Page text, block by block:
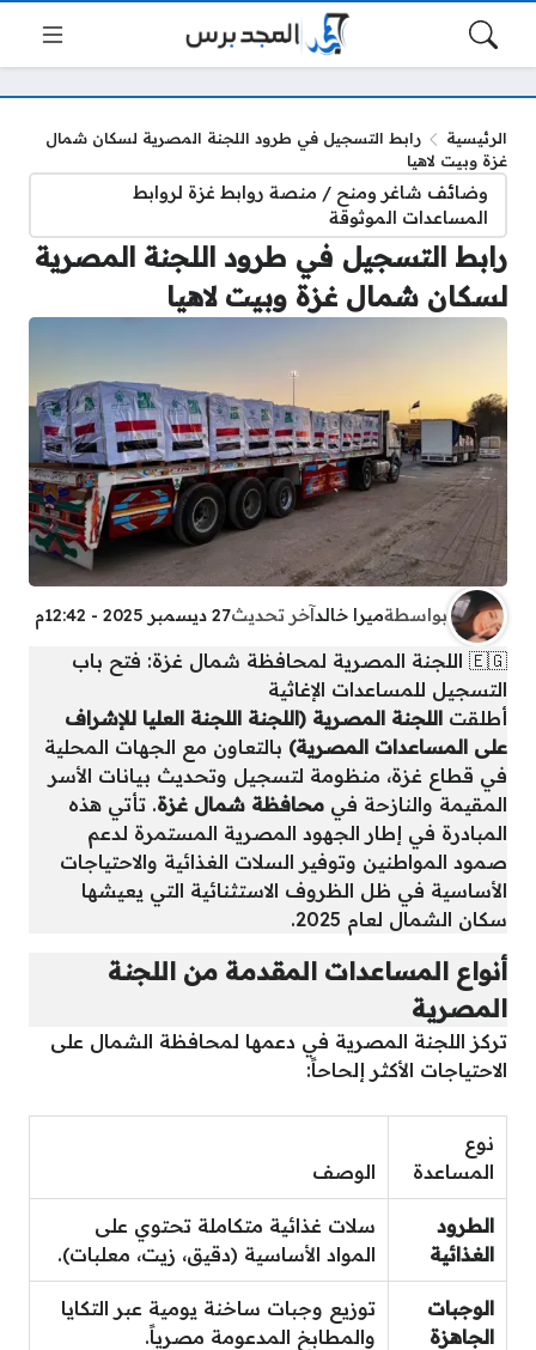
الرئيسية
رابط التسجيل في طرود اللجنة المصرية لسكان شمال
غزة وبيت لاهيا
وضائف شاغر ومنح / منصة روابط غزة لروابط
المساعدات الموثوقة
رابط التسجيل في طرود اللجنة المصرية
لسكان شمال غزة وبيت لاهيا
بواسطةميرا خالد آخر تحديث27 ديسمبر 2025 - 12:42م
🇪🇬 اللجنة المصرية لمحافظة شمال غزة: فتح باب
التسجيل للمساعدات الإغاثية
أطلقت اللجنة المصرية (اللجنة اللجنة العليا للإشراف
على المساعدات المصرية) بالتعاون مع الجهات المحلية
في قطاع غزة، منظومة لتسجيل وتحديث بيانات الأسر
المقيمة والنازحة في محافظة شمال غزة. تأتي هذه
المبادرة في إطار الجهود المصرية المستمرة لدعم
صمود المواطنين وتوفير السلات الغذائية والاحتياجات
الأساسية في ظل الظروف الاستثنائية التي يعيشها
سكان الشمال لعام 2025.
أنواع المساعدات المقدمة من اللجنة
المصرية
تركز اللجنة المصرية في دعمها لمحافظة الشمال على
الاحتياجات الأكثر إلحاحاً:
نوع
المساعدة
الوصف
الطرود
الغذائية
سلات غذائية متكاملة تحتوي على
المواد الأساسية (دقيق، زيت، معلبات).
الوجبات
الجاهزة
توزيع وجبات ساخنة يومية عبر التكايا
والمطابخ المدعومة مصرياً.